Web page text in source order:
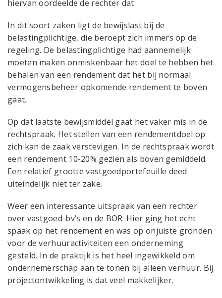
hiervan oordeelde de rechter dat
In dit soort zaken ligt de bewijslast bij de
belastingplichtige, die beroept zich immers op de
regeling. De belastingplichtige had aannemelijk
moeten maken onmiskenbaar het doel te hebben het
behalen van een rendement dat het bij normaal
vermogensbeheer opkomende rendement te boven
gaat.
Op dat laatste bewijsmiddel gaat het vaker mis in de
rechtspraak. Het stellen van een rendementdoel op
zich kan de zaak verstevigen. In de rechtspraak wordt
een rendement 10-20% gezien als boven gemiddeld.
Een relatief grootte vastgoedportefeuille deed
uiteindelijk niet ter zake.
Weer een interessante uitspraak van een rechter
over vastgoed-bv’s en de BOR. Hier ging het echt
spaak op het rendement en was op onjuiste gronden
voor de verhuuractiviteiten een onderneming
gesteld. In de praktijk is het heel ingewikkeld om
ondernemerschap aan te tonen bij alleen verhuur. Bij
projectontwikkeling is dat veel makkelijker.